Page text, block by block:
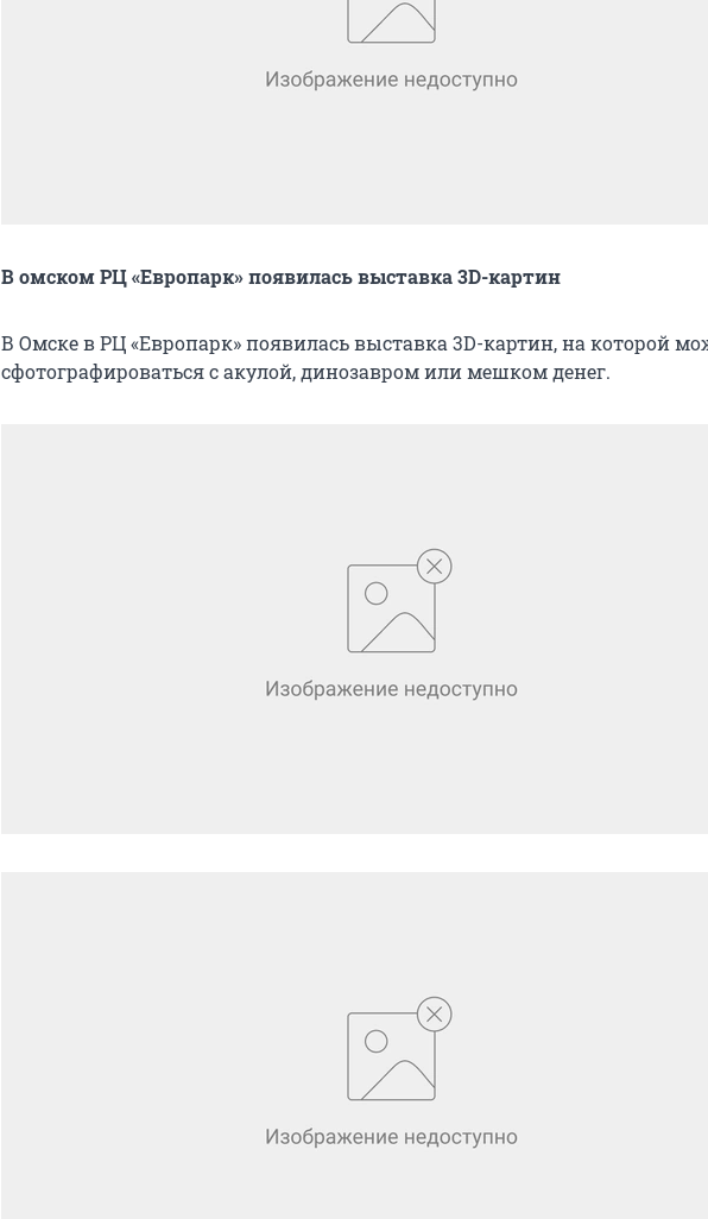
В омском РЦ «Европарк» появилась выставка 3D-картин
В Омске в РЦ «Европарк» появилась выставка 3D-картин, на которой
сфотографироваться с акулой, динозавром или мешком денег.